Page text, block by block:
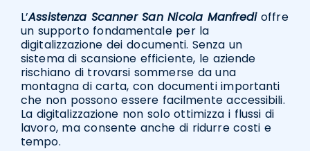
L’Assistenza Scanner San Nicola Manfredioffre
un supporto fondamentale per la
digitalizzazione dei documenti. Senza un
sistema di scansione efficiente, le aziende
rischiano di trovarsi sommerse da una
montagna di carta, con documenti importanti
che non possono essere facilmente accessibili.
La digitalizzazione non solo ottimizza i flussi di
lavoro, ma consente anche di ridurre costi e
tempo.